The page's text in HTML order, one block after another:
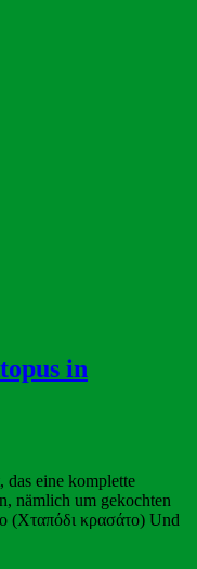
in
das eine komplette
nämlich um gekochten
(Χταπόδι κρασάτο) Und